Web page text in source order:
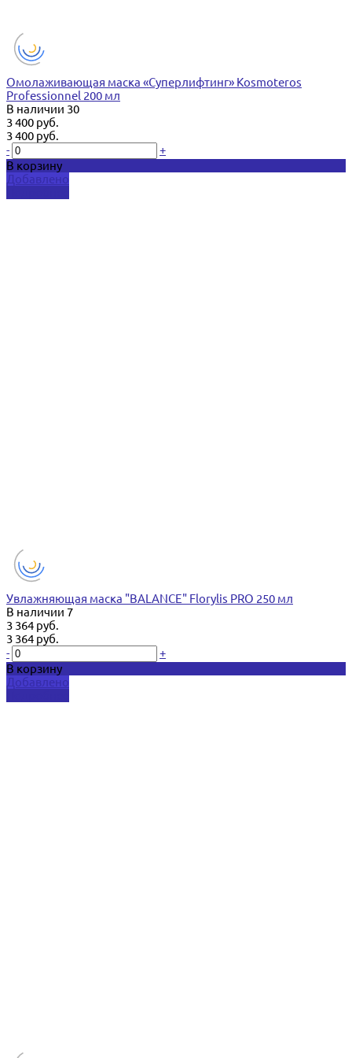
Омолаживающая маска «Суперлифтинг» Kosmoteros
Professionnel 200 мл
В наличии 30
3 400 руб.
3 400 руб.
-
+
В корзину
Добавлено
Увлажняющая маска "BALANCE" Florylis PRO 250 мл
В наличии 7
3 364 руб.
3 364 руб.
-
+
В корзину
Добавлено